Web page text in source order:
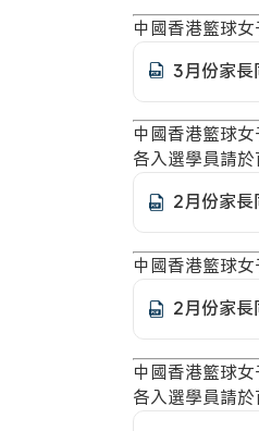
中國香港籃球女
3月份家長
中國香港籃球女
各入選學員請
2月份家長
中國香港籃球女
2月份家長
中國香港籃球女
各入選學員請